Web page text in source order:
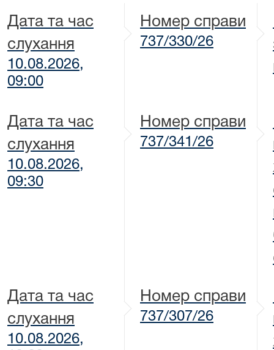
Дата та час
слухання
10.08.2026,
09:00
Номер справи
737/330/26
Дата та час
слухання
10.08.2026,
09:30
Номер справи
737/341/26
Дата та час
слухання
10.08.2026,
Номер справи
737/307/26